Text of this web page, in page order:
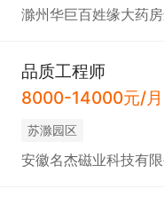
滁州华巨百姓缘大药
品质工程师
8000-14000元/月
苏滁园区
安徽名杰磁业科技有限